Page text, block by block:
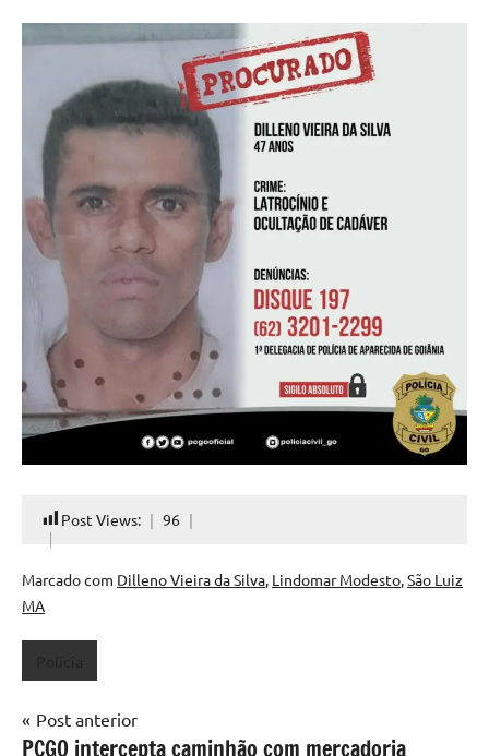
Post Views: 96
Marcado com Dilleno Vieira da Silva, Lindomar Modesto,São Luiz
MA
Navegação
Post anterior
PCGO intercepta caminhão com mercadoria